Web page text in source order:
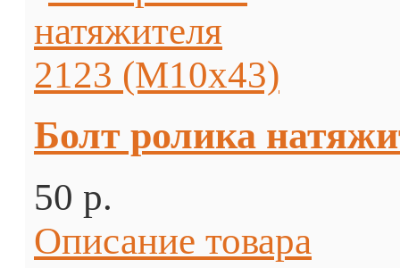
Болт ролика
50 p.
Описание товара